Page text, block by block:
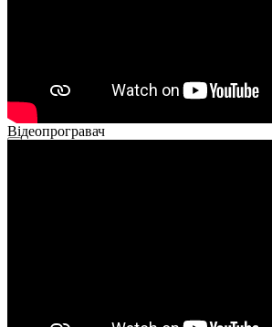
Відеопрогравач